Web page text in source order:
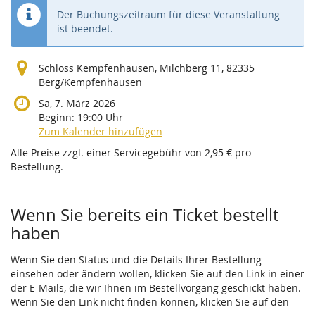
Der Buchungszeitraum für diese Veranstaltung
ist beendet.
Schloss Kempfenhausen, Milchberg 11, 82335
Berg/Kempfenhausen
Sa, 7. März 2026
Beginn: 19:00 Uhr
Zum Kalender hinzufügen
Alle Preise zzgl. einer Servicegebühr von 2,95 € pro
Bestellung.
Wenn Sie bereits ein Ticket bestellt
haben
Wenn Sie den Status und die Details Ihrer Bestellung
einsehen oder ändern wollen, klicken Sie auf den Link in einer
der E-Mails, die wir Ihnen im Bestellvorgang geschickt haben.
Wenn Sie den Link nicht finden können, klicken Sie auf den